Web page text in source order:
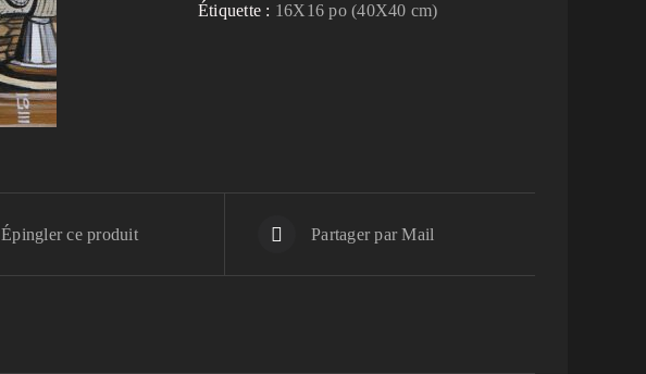
Étiquette : 16X16 po (40X40 cm)
Épingler ce produit Partager par Mail